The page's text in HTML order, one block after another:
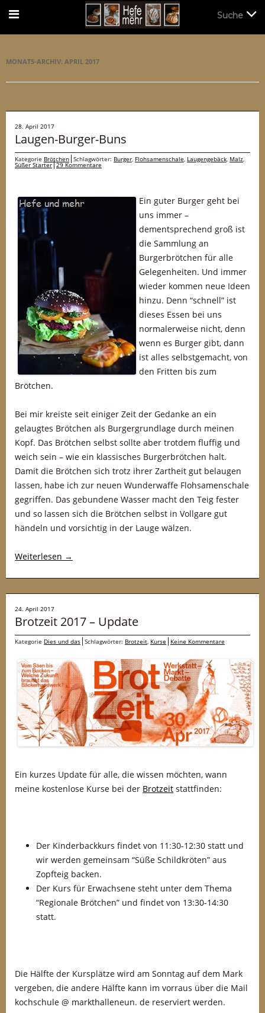
MONATS-ARCHIV: APRIL 2017
28. April 2017
Laugen-Burger-Buns
Kategorie Brötchen Schlagwörter: Burger, Flohsamenschale, Laugengebäck, Malz,
Süßer Starter 29 Kommentare
Ein guter Burger geht bei
uns immer –
dementsprechend groß ist
die Sammlung an
Burgerbrötchen für alle
Gelegenheiten. Und immer
wieder kommen neue Ideen
hinzu. Denn “schnell” ist
dieses Essen bei uns
normalerweise nicht, denn
wenn es Burger gibt, dann
ist alles selbstgemacht, von
den Fritten bis zum
Brötchen.
Bei mir kreiste seit einiger Zeit der Gedanke an ein
gelaugtes Brötchen als Burgergrundlage durch meinen
Kopf. Das Brötchen selbst sollte aber trotdem fluffig und
weich sein – wie ein klassisches Burgerbrötchen halt.
Damit die Brötchen sich trotz ihrer Zartheit gut belaugen
lassen, habe ich zur neuen Wunderwaffe Flohsamenschale
gegriffen. Das gebundene Wasser macht den Teig fester
und so lassen sich die Brötchen selbst in Vollgare gut
händeln und vorsichtig in der Lauge wälzen.
Weiterlesen →
24. April 2017
Brotzeit 2017 – Update
Kategorie Dies und das Schlagwörter: Brotzeit, Kurse Keine Kommentare
Ein kurzes Update für alle, die wissen möchten, wann
meine kostenlose Kurse bei der Brotzeit stattfinden:
Der Kinderbackkurs findet von 11:30-12:30 statt und
wir werden gemeinsam “Süße Schildkröten” aus
Zopfteig backen.
Der Kurs für Erwachsene steht unter dem Thema
“Regionale Brötchen” und findet von 13:30-14:30
statt.
Die Hälfte der Kursplätze wird am Sonntag auf dem Mark
vergeben, die andere Hälfte kann im vorraus über die Mail
kochschule @ markthalleneun. de reserviert werden.
Suche
Suche